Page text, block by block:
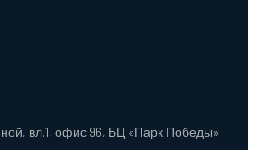
вл.1, офис 96, БЦ «Парк Победы»